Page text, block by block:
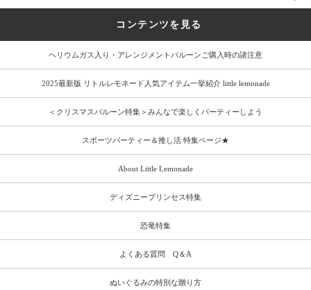
コンテンツを見る
ヘリウムガス入り・アレンジメントバルーンご購入時の諸注意
2025最新版 リトルレモネード人気アイテム一挙紹介 little lemonade
＜クリスマスバルーン特集＞みんなで楽しくパーティーしよう
スポーツパーティー＆推し活 特集ページ★
About Little Lemonade
ディズニープリンセス特集
恐竜特集
よくある質問 Q＆A
ぬいぐるみの特別な贈り方